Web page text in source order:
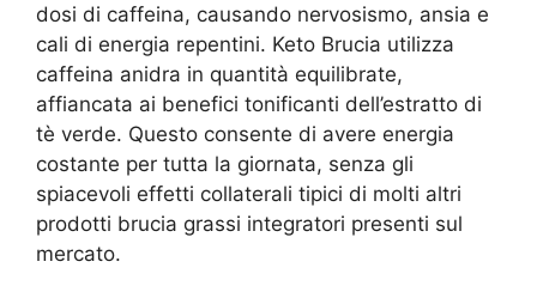
dosi di caffeina, causando nervosismo, ansia e
cali di energia repentini. Keto Brucia utilizza
caffeina anidra in quantità equilibrate,
affiancata ai benefici tonificanti dell’estratto di
tè verde. Questo consente di avere energia
costante per tutta la giornata, senza gli
spiacevoli effetti collaterali tipici di molti altri
prodotti brucia grassi integratori presenti sul
mercato.